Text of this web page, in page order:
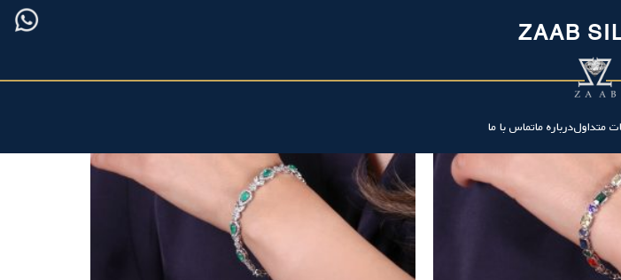
ZAAB
متداولدرباره ماتماس با ما